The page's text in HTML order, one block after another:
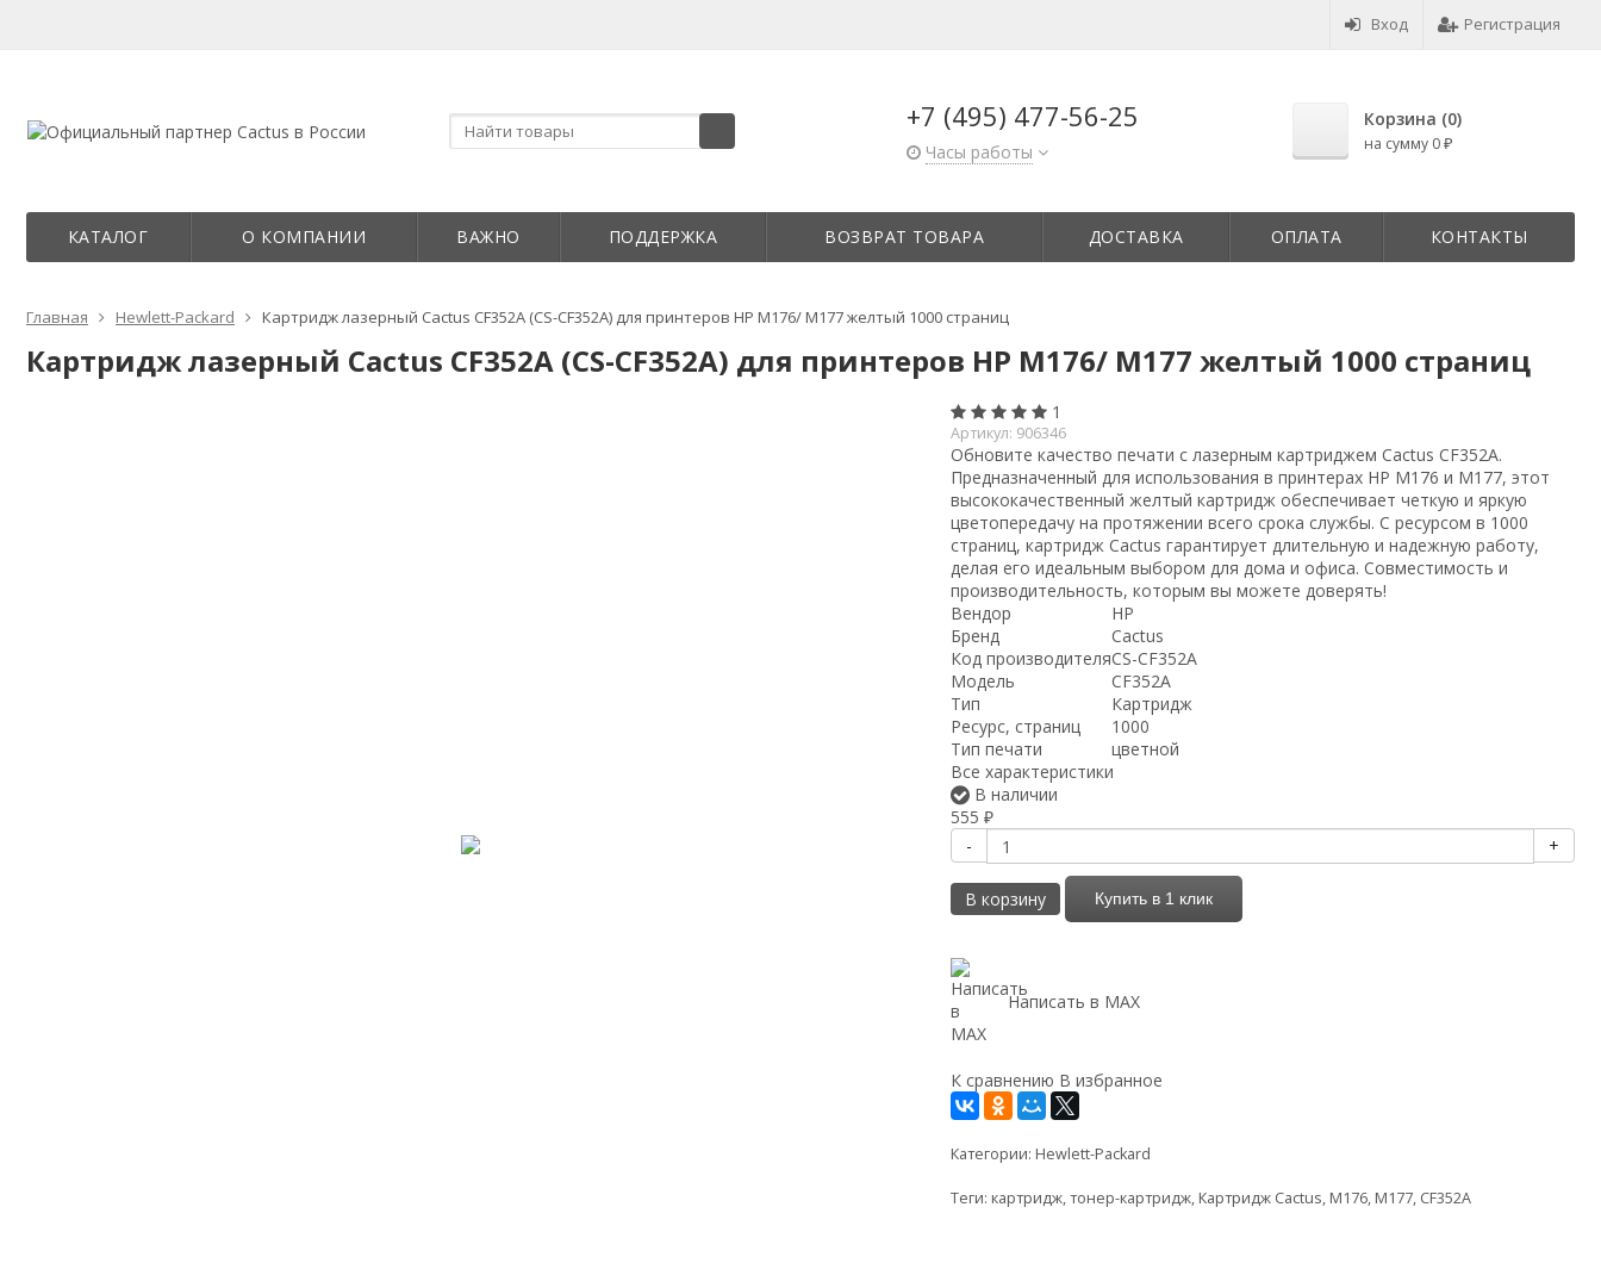
Вход Регистрация
+7 (495) 477-56-25
Часы работы
Корзина (0)
на сумму 0 ₽
КАТАЛОГ О КОМПАНИИ ВАЖНО ПОДДЕРЖКА ВОЗВРАТ ТОВАРА ДОСТАВКА ОПЛАТА КОНТАКТЫ
Главная Hewlett-Packard Картридж лазерный Cactus CF352A (CS-CF352A) для принтеров HP M176/ M177 желтый 1000 страниц
Картридж лазерный Cactus CF352A (CS-CF352A) для принтеров HP M176/ M177 желтый 1000 страниц
1
Артикул: 906346
Обновите качество печати с лазерным картриджем Cactus CF352A.
Предназначенный для использования в принтерах HP M176 и M177, этот
высококачественный желтый картридж обеспечивает четкую и яркую
цветопередачу на протяжении всего срока службы. С ресурсом в 1000
страниц, картридж Cactus гарантирует длительную и надежную работу,
делая его идеальным выбором для дома и офиса. Совместимость и
производительность, которым вы можете доверять!
Вендор
HP
Бренд
Cactus
Код производителяCS-CF352A
Модель
CF352A
Тип
Картридж
Ресурс, страниц
1000
Тип печати
цветной
Все характеристики
В наличии
555 ₽
- +
В корзину Купить в 1 клик
Написать в MAX
К сравнению В избранное
Категории: Hewlett-Packard
Теги: картридж,тонер-картридж, Картридж Cactus, M176, M177, CF352A